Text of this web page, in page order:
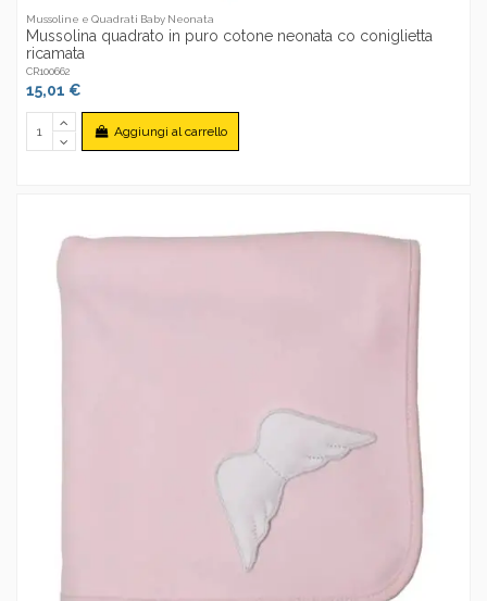
Mussoline e Quadrati Baby Neonata
Mussolina quadrato in puro cotone neonata co coniglietta
ricamata
CR100662
15,01 €
Aggiungi al carrello